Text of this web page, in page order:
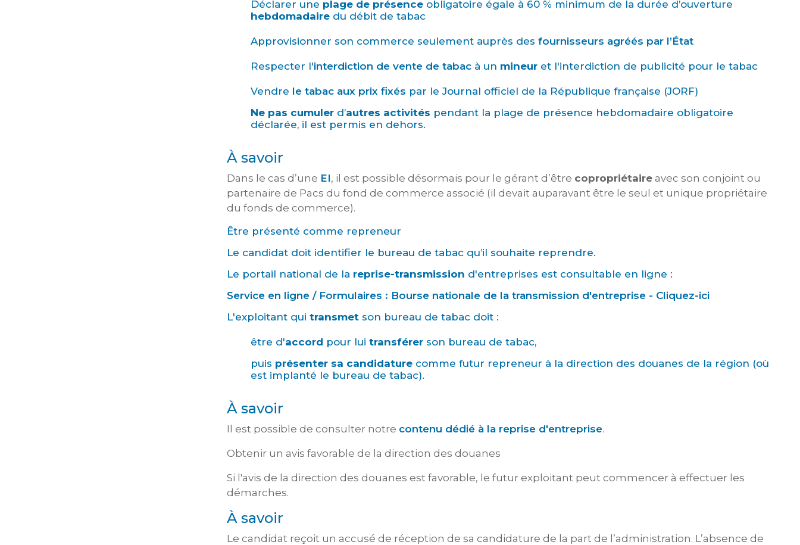
Déclarer une plage de présence obligatoire égale à 60 % minimum de la durée d’ouverture
hebdomadaire du débit de tabac
Approvisionner son commerce seulement auprès desfournisseurs agréés par l’État
Respecter l'interdiction de vente de tabac à un mineur et l'interdiction de publicité pour le tabac
Vendre le tabac aux prix fixés par le Journal officiel de la République française (JORF)
Ne pas cumuler d’autres activités pendant la plage de présence hebdomadaire obligatoire
déclarée, il est permis en dehors.
À savoir
Dans le cas d’une EI, il est possible désormais pour le gérant d’être copropriétaire avec son conjoint ou
partenaire de Pacs du fond de commerce associé (il devait auparavant être le seul et unique propriétaire
du fonds de commerce).
Être présenté comme repreneur
Le candidat doit identifier le bureau de tabac qu’il souhaite reprendre.
Le portail national de la reprise-transmission d'entreprises est consultable en ligne :
Service en ligne / Formulaires : Bourse nationale de la transmission d'entreprise - Cliquez-ici
L'exploitant quitransmet son bureau de tabac doit :
être d'accord pour luitransférer son bureau de tabac,
puis présenter sa candidature comme futur repreneur à la direction des douanes de la région (où
est implanté le bureau de tabac).
À savoir
Il est possible de consulter notre contenu dédié à la reprise d'entreprise.
Obtenir un avis favorable de la direction des douanes
Si l'avis de la direction des douanes est favorable, le futur exploitant peut commencer à effectuer les
démarches.
À savoir
Le candidat reçoit un accusé de réception de sa candidature de la part de l’administration. L’absence de